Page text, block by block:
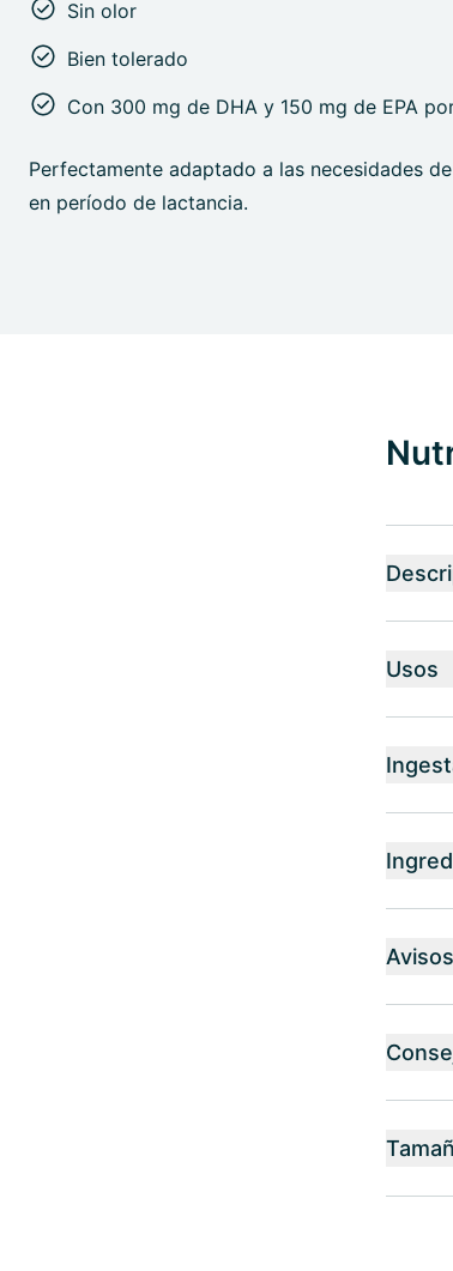
Sin olor
Bien tolerado
Con 300 mg de DHA y 150 mg de EPA
Perfectamente adaptado a las necesidades
en período de lactancia.
Usos